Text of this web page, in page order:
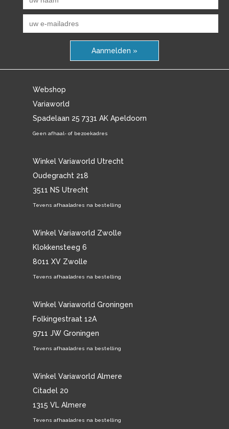
Aanmelden »
Webshop
Variaworld
Spadelaan 25 7331 AK Apeldoorn
Geen afhaal- of bezoekadres
Winkel Variaworld Utrecht
Oudegracht 218
3511 NS Utrecht
Tevens afhaaladres na bestelling
Winkel Variaworld Zwolle
Klokkensteeg 6
8011 XV Zwolle
Tevens afhaaladres na bestelling
Winkel Variaworld Groningen
Folkingestraat 12A
9711 JW Groningen
Tevens afhaaladres na bestelling
Winkel Variaworld Almere
Citadel 20
1315 VL Almere
Tevens afhaaladres na bestelling